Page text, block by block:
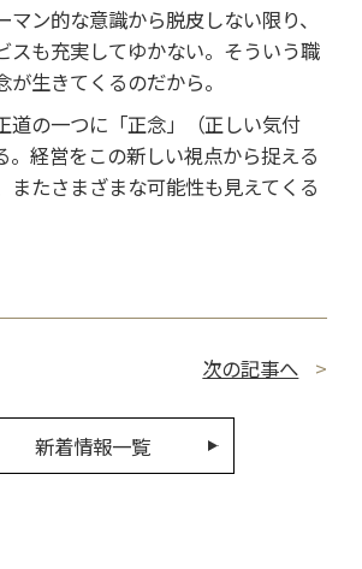
ン的な意識から脱皮しない限り、
スも充実してゆかない。そういう職
生きてくるのだから。
道の一つに「正念」（正しい気付
。経営をこの新しい視点から捉える
またさまざまな可能性も見えてくる
次の記事へ
新着情報一覧